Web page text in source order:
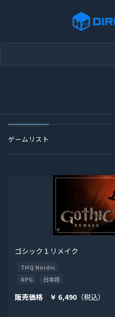
ゲームリスト
ゴシック１リメイク
THQ Nordic
RPG
日本語
販売価格 ￥ 6,490 （税込）